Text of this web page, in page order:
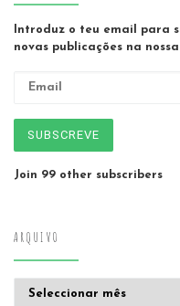
Introduz o teu email para
novas publicações na
SUBSCREVE
Join 99 other subscribers
ARQUIVO